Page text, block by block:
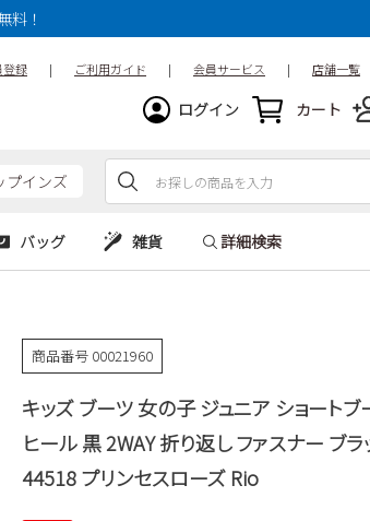
料！
登録 | ご利用ガイド | 会員サービス | 店舗一覧
ログイン カート
プインズ
バッグ 雑貨 詳細検索
商品番号 00021960
キッズ ブーツ 女の子 ジュニア ショートブ
ヒール 黒 2WAY 折り返し ファスナー ブ
44518 プリンセスローズ Rio